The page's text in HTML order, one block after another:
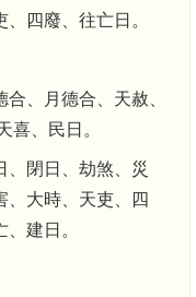
四廢、往亡日。
、月德合、天赦、
喜、民日。
、閉日、劫煞、災
、大時、天吏、四
建日。